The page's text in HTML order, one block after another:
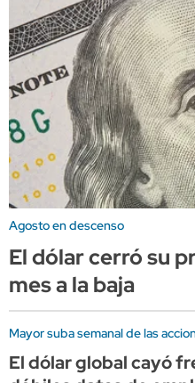
Agosto en descenso
El dólar cerró su
mes a la baja
Mayor suba semanal de las
El dólar global cayó